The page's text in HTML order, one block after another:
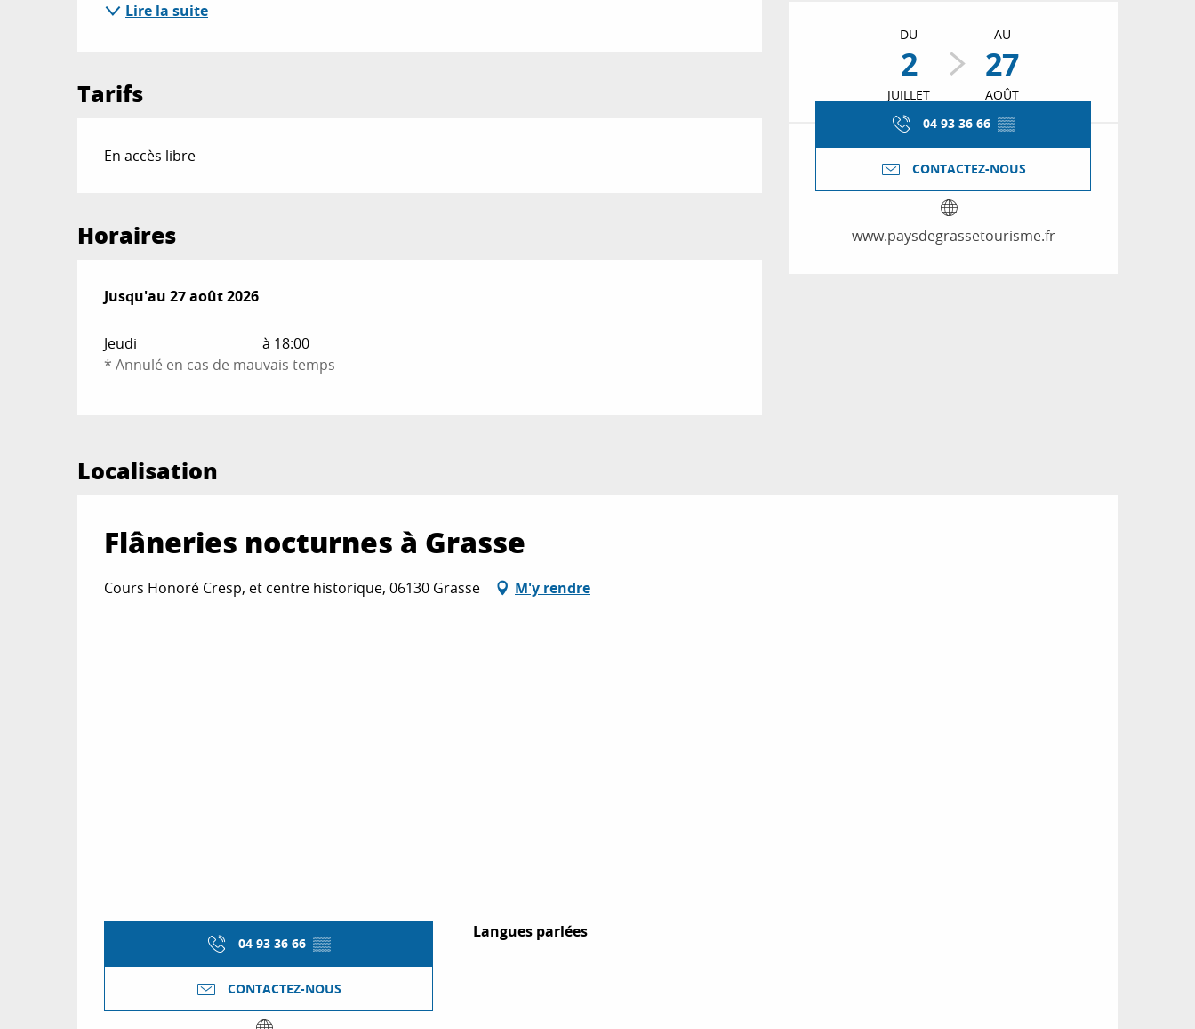
Ouverture et
DU
2
JUILLET
AU
27
AOÛT
04 93 36 66 ▒▒
CONTACTEZ-NOUS
www.paysdegrassetourisme.fr
Lire la suite
Tarifs
En accès libre —
Horaires
Du2 juillet 2026au27 août 2026
Jusqu'au 27 août 2026
Jeudi
à 18:00
* Annulé en cas de mauvais temps
Localisation
Flâneries nocturnes à Grasse
Cours Honoré Cresp, et centre historique, 06130 Grasse M'y rendre
04 93 36 66 ▒▒
CONTACTEZ-NOUS
Langues parlées
Langues parlées